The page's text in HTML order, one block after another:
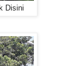
Disini